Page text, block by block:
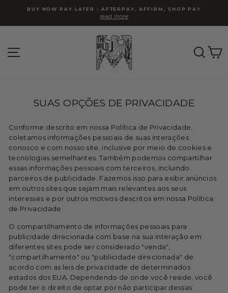
o
slideshow
BUY NOW PAY LATER - AFTERPAY, AFFIRM, SHOP PAY
read more
SUAS OPÇÕES DE PRIVACIDADE
Conforme descrito em nossa Política de Privacidade,
coletamos informações pessoais de suas interações
conosco e com nosso site, inclusive por meio de cookies e
tecnologias semelhantes. Também podemos compartilhar
essas informações pessoais com terceiros, incluindo
parceiros de publicidade. Fazemos isso para exibir anúncios
em outros sites que sejam mais relevantes aos seus
interesses e por outros motivos descritos em nossa Política
de Privacidade.
O compartilhamento de informações pessoais para
publicidade direcionada com base na sua interação em
diferentes sites pode ser considerado "venda",
"compartilhamento" ou "publicidade direcionada" de
acordo com as leis de privacidade de determinados
estados dos EUA. Dependendo de onde você reside, você
pode ter o direito de optar por não participar dessas